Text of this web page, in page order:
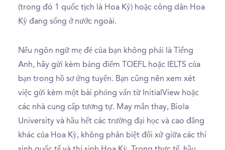
(trong đó 1 quốc tịch là Hoa Kỳ) hoặc công dân Hoa
Kỳ đang sống ở nước ngoài.
Nếu ngôn ngữ mẹ đẻ của bạn không phải là Tiếng
Anh, hãy gửi kèm bảng điểm TOEFL hoặc IELTS của
bạn trong hồ sơ ứng tuyển. Bạn cũng nên xem xét
việc gửi kèm một bài phỏng vấn từ InitialView hoặc
các nhà cung cấp tương tự. May mắn thay, Biola
University và hầu hết các trường đại học và cao đẳng
khác của Hoa Kỳ, không phân biệt đối xử giữa các thí